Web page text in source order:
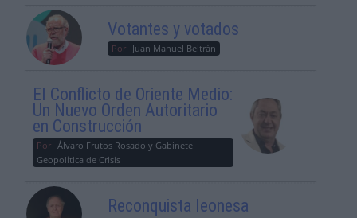
Votantes y votados
Por Juan Manuel Beltrán
El Conflicto de Oriente Medio:
Un Nuevo Orden Autoritario
en Construcción
Por Álvaro Frutos Rosado y Gabinete
Geopolítica de Crisis
Reconquista leonesa